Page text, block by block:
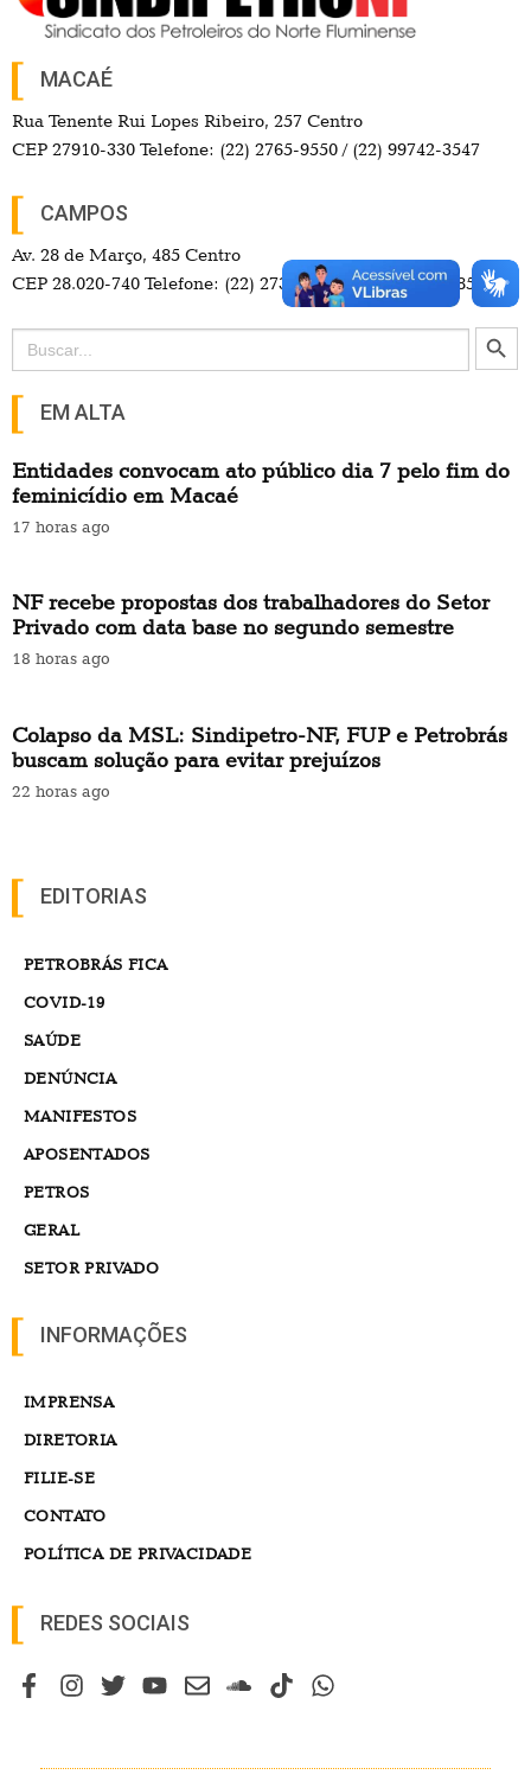
MACAÉ
Rua Tenente Rui Lopes Ribeiro, 257 Centro
CEP 27910-330 Telefone: (22) 2765-9550 / (22) 99742-3547
CAMPOS
Av. 28 de Março, 485 Centro
CEP 28.020-740 Telefone: (22) 2737-4700 / (22) 98114-3857
Search
for:
Search Button
EM ALTA
Entidades convocam ato público dia 7 pelo fim do
feminicídio em Macaé
17 horas ago
NF recebe propostas dos trabalhadores do Setor
Privado com data base no segundo semestre
18 horas ago
Colapso da MSL: Sindipetro-NF, FUP e Petrobrás
buscam solução para evitar prejuízos
22 horas ago
EDITORIAS
PETROBRÁS FICA
COVID-19
SAÚDE
DENÚNCIA
MANIFESTOS
APOSENTADOS
PETROS
GERAL
SETOR PRIVADO
INFORMAÇÕES
IMPRENSA
DIRETORIA
FILIE-SE
CONTATO
POLÍTICA DE PRIVACIDADE
REDES SOCIAIS